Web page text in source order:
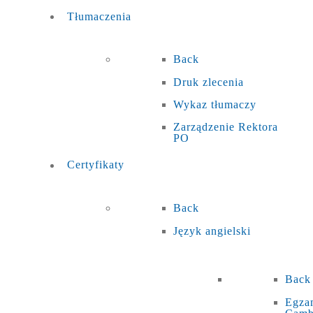
Tłumaczenia
Back
Druk zlecenia
Wykaz tłumaczy
Zarządzenie Rektora
PO
Certyfikaty
Back
Język angielski
Back